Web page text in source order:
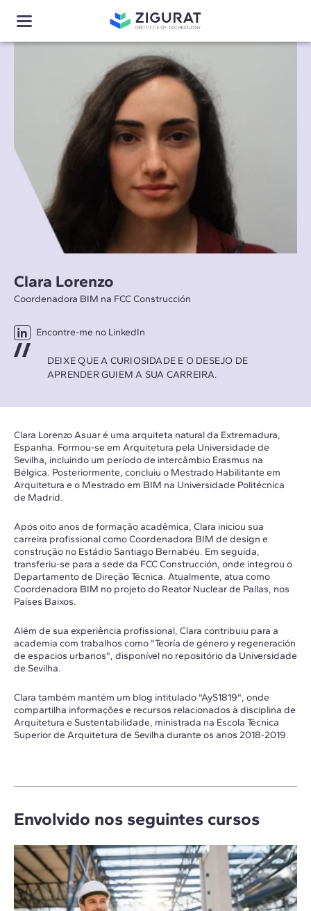
Clara Lorenzo
Coordenadora BIM na FCC Construcción
Encontre-me no LinkedIn
DEIXE QUE A CURIOSIDADE E O DESEJO DE
APRENDER GUIEM A SUA CARREIRA.
Clara Lorenzo Asuar é uma arquiteta natural da Extremadura,
Espanha. Formou-se em Arquitetura pela Universidade de
Sevilha, incluindo um período de intercâmbio Erasmus na
Bélgica. Posteriormente, concluiu o Mestrado Habilitante em
Arquitetura e o Mestrado em BIM na Universidade Politécnica
de Madrid.
Após oito anos de formação acadêmica, Clara iniciou sua
carreira profissional como Coordenadora BIM de design e
construção no Estádio Santiago Bernabéu. Em seguida,
transferiu-se para a sede da FCC Construcción, onde integrou o
Departamento de Direção Técnica. Atualmente, atua como
Coordenadora BIM no projeto do Reator Nuclear de Pallas, nos
Países Baixos.
Além de sua experiência profissional, Clara contribuiu para a
academia com trabalhos como "Teoría de género y regeneración
de espacios urbanos", disponível no repositório da Universidade
de Sevilha.
Clara também mantém um blog intitulado "AyS1819", onde
compartilha informações e recursos relacionados à disciplina de
Arquitetura e Sustentabilidade, ministrada na Escola Técnica
Superior de Arquitetura de Sevilha durante os anos 2018-2019.
Envolvido nos seguintes cursos